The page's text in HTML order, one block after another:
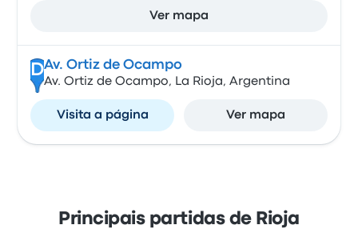
Ver mapa
DAv. Ortiz de Ocampo
Av. Ortiz de Ocampo, La Rioja, Argentina
Visita a página Ver mapa
Principais partidas de Rioja